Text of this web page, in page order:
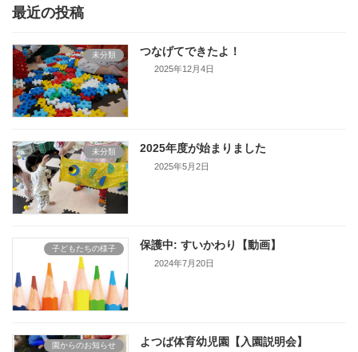
最近の投稿
未分類 つなげてできたよ！
2025年12月4日
未分類 2025年度が始まりました
2025年5月2日
子どもたちの様子 保護中: すいかわり【動画】
2024年7月20日
園からのお知らせ よつば体育幼児園【入園説明会】